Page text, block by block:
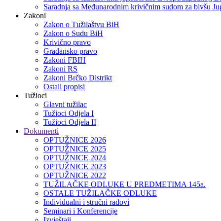
Saradnja sa Međunarodnim krivičnim sudom za bivšu
Zakoni
Zakon o Тužilaštvu BiH
Zakon o Sudu BiH
Krivično pravo
Građansko pravo
Zakoni FBIH
Zakoni RS
Zakoni Brčko Distrikt
Ostali propisi
Tužioci
Glavni tužilac
Tužioci Odjela I
Tužioci Odjela II
Dokumenti
OPTUŽNICE 2026
OPTUŽNICE 2025
OPTUŽNICE 2024
OPTUŽNICE 2023
OPTUŽNICE 2022
TUŽILAČKE ODLUKE U PREDMETIMA 145a.
OSTALE TUŽILAČKE ODLUKE
Individualni i stručni radovi
Seminari i Konferencije